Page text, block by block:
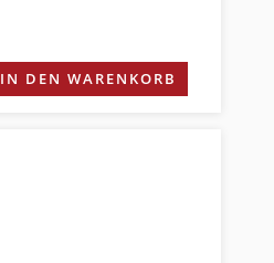
IN DEN WARENKORB